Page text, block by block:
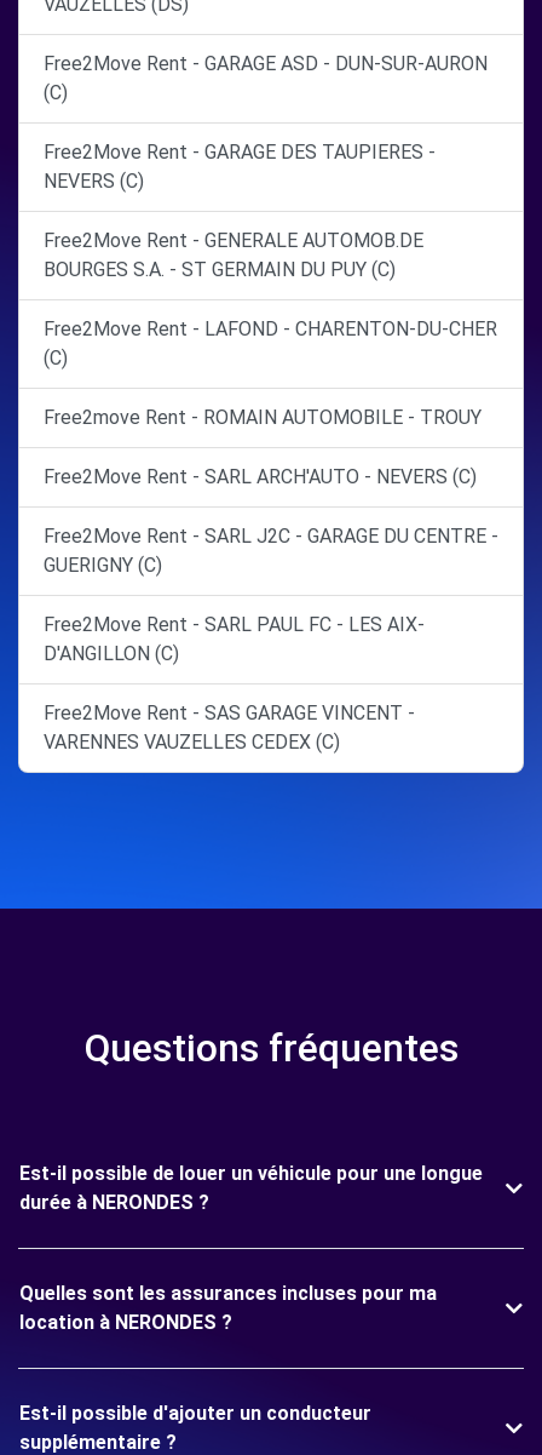
Free2Move Rent - GARAGE ASD - DUN-SUR-AURON
(C)
Free2Move Rent - GARAGE DES TAUPIERES -
NEVERS (C)
Free2Move Rent - GENERALE AUTOMOB.DE
BOURGES S.A. - ST GERMAIN DU PUY (C)
Free2Move Rent - LAFOND - CHARENTON-DU-CHER
(C)
Free2move Rent - ROMAIN AUTOMOBILE - TROUY
Free2Move Rent - SARL ARCH'AUTO - NEVERS (C)
Free2Move Rent - SARL J2C - GARAGE DU CENTRE -
GUERIGNY (C)
Free2Move Rent - SARL PAUL FC - LES AIX-
D'ANGILLON (C)
Free2Move Rent - SAS GARAGE VINCENT -
VARENNES VAUZELLES CEDEX (C)
Questions fréquentes
Est-il possible de louer un véhicule pour une longue
durée à NERONDES ?
Quelles sont les assurances incluses pour ma
location à NERONDES ?
Est-il possible d'ajouter un conducteur
supplémentaire ?